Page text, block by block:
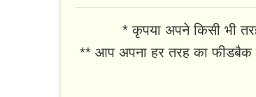
* कृपया अपने किसी भी
** आप अपना हर तरह का फीडबैक